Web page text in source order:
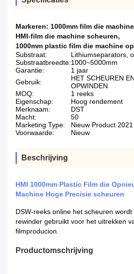
Markeren: 1000mm film die
HMI-film die machine scheuren,
1000mm plastic film die machine
Substraat:
Lithiumseparators,
Substraatbreedte:1000~5000mm
Garantie:
1 jaar
Gebruik:
HET SCHEUREN
OPWINDEN
MOQ:
1 reeks
Eigenschap:
Hoog rendement
Merknaam:
DST
Macht:
50
Marketing Type:
Nieuw Product 2021
Voorwaarde:
Nieuw
Beschrijving
HMI 1000mm Plastic Film die
Machine Hoge Precisie scheuren
DSW-reeks online het scheuren
rewinder gebruikt voor het uitrekken
filmproducion.
Productomschrijving